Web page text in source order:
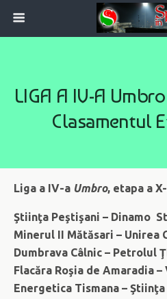
LIGA A IV-A
Clasamentul
Liga a IV-a Umbro, etapa a
Ştiinţa Peştişani – Dinamo
Minerul II Mătăsari – Unirea
Dumbrava Câlnic – Petrolul
Flacăra Roşia de Amaradia
Energetica Tismana –